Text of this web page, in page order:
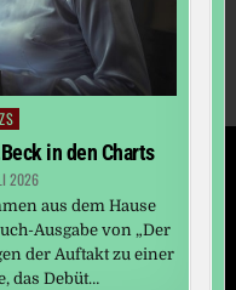
in den Charts
2026
aus dem Hause
Ausgabe von „Der
der Auftakt zu einer
das Debüt…